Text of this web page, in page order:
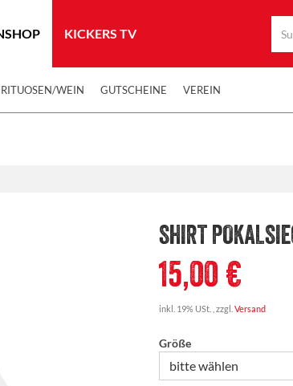
KICKERS TV
WEIN GUTSCHEINE VEREIN
SHIRT
15,00 €
inkl. 19% USt. , zzgl. Versand
Größe
bitte wählen